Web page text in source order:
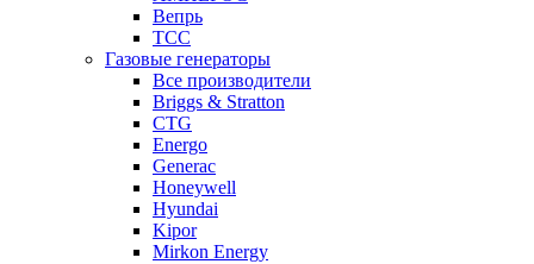
Вепрь
ТСС
Газовые генераторы
Все производители
Briggs & Stratton
CTG
Energo
Generac
Honeywell
Hyundai
Kipor
Mirkon Energy